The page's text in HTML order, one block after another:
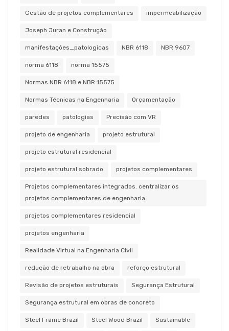
Gestão de projetos complementares impermeabilização
Joseph Juran e Construção
manifestações_patologicas NBR 6118 NBR 9607
norma 6118 norma 15575
Normas NBR 6118 e NBR 15575
Normas Técnicas na Engenharia Orçamentação
paredes patologias Precisão com VR
projeto de engenharia projeto estrutural
projeto estrutural residencial
projeto estrutural sobrado projetos complementares
Projetos complementares integrados. centralizar os
projetos complementares de engenharia
projetos complementares residencial
projetos engenharia
Realidade Virtual na Engenharia Civil
redução de retrabalho na obra reforço estrutural
Revisão de projetos estruturais Segurança Estrutural
Segurança estrutural em obras de concreto
Steel Frame Brazil Steel Wood Brazil Sustainable